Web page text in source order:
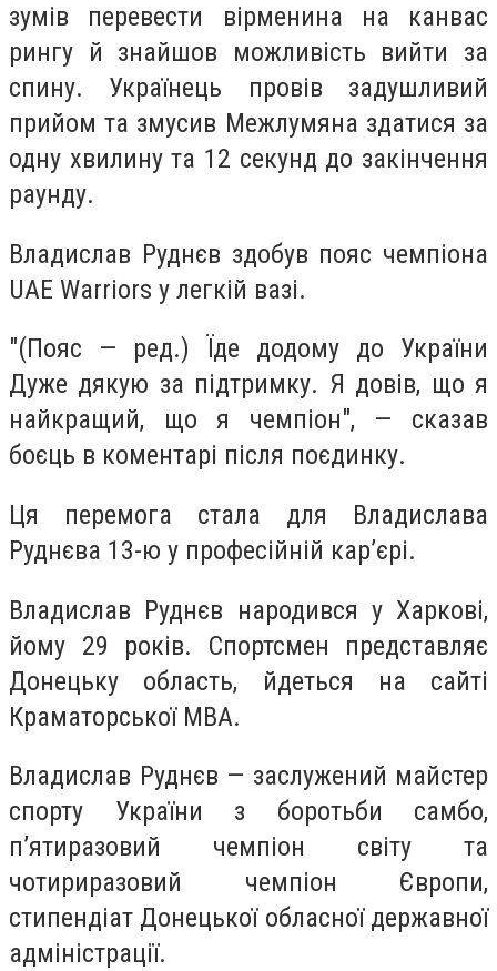
зумів перевести вірменина на канвас
рингу й знайшов можливість вийти за
спину. Українець провів задушливий
прийом та змусив Межлумяна здатися за
одну хвилину та 12 секунд до закінчення
раунду.
Владислав Руднєв здобув пояс чемпіона
UAE Warriors у легкій вазі.
"(Пояс — ред.) Їде додому до України
Дуже дякую за підтримку. Я довів, що я
найкращий, що я чемпіон", — сказав
боєць в коментарі після поєдинку.
Ця перемога стала для Владислава
Руднєва 13-ю у професійній карʼєрі.
Владислав Руднєв народився у Харкові,
йому 29 років. Спортсмен представляє
Донецьку область, йдеться на сайті
Краматорської МВА.
Владислав Руднєв — заслужений майстер
спорту України з боротьби самбо,
п’ятиразовий чемпіон світу та
чотириразовий чемпіон Європи,
стипендіат Донецької обласної державної
адміністрації.